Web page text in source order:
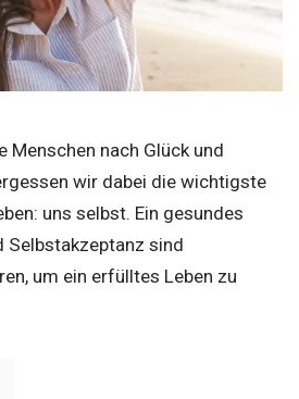
Menschen nach Glück und
wir dabei die wichtigste
uns selbst. Ein gesundes
sind
um ein erfülltes Leben zu